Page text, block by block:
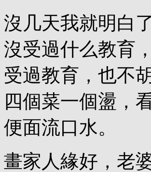
沒几天我就明白
沒受過什么教育
受過教育，也不
四個菜一個盪，
便面流口水。
畫家人緣好，老